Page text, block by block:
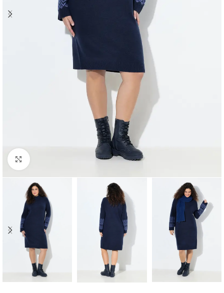
Padidinti